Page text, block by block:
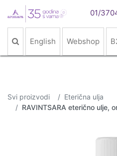
01/
English Webshop
Svi proizvodi
Eterična ulja
RAVINTSARA eterično ulje,